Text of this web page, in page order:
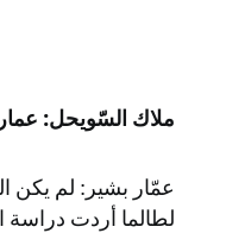
ملاك السّويحل:
عمّار بشير: لم يكن
لطالما أردت دراسة